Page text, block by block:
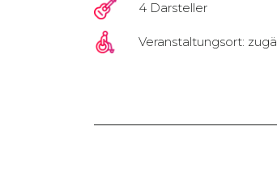
4 Darsteller
Veranstaltungsort: